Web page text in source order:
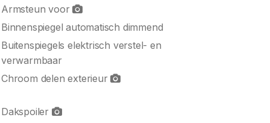
Armsteun voor
Binnenspiegel automatisch dimmend
Buitenspiegels elektrisch verstel- en
verwarmbaar
Chroom delen exterieur
Dakspoiler